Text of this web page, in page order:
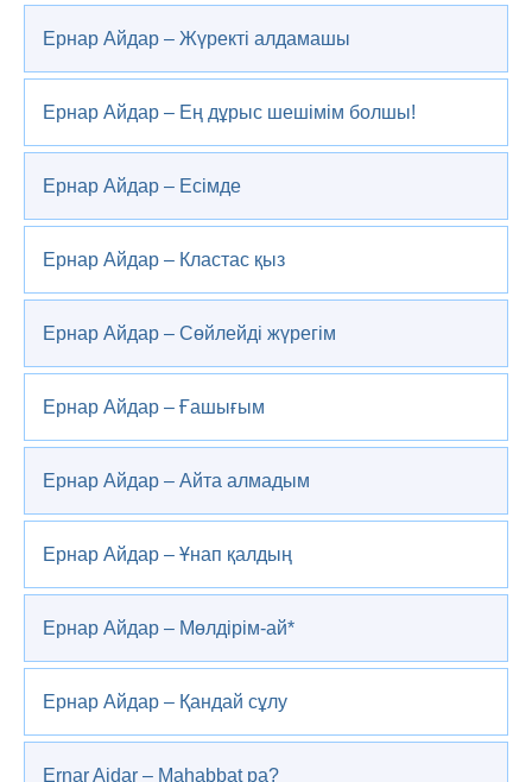
Ернар Айдар – Жүректі алдамашы
Ернар Айдар – Ең дұрыс шешімім болшы!
Ернар Айдар – Есімде
Ернар Айдар – Кластас қыз
Ернар Айдар – Сөйлейді жүрегім
Ернар Айдар – Ғашығым
Ернар Айдар – Айта алмадым
Ернар Айдар – Ұнап қалдың
Ернар Айдар – Мөлдірім-ай*
Ернар Айдар – Қандай сұлу
Ernar Aidar – Mahabbat pa?